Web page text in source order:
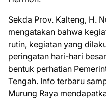
Sekda Prov. Kalteng, H.
mengatakan bahwa
rutin, kegiatan yang
peringatan hari-hari
bentuk perhatian
Tengah. Info terbaru
Murung Raya